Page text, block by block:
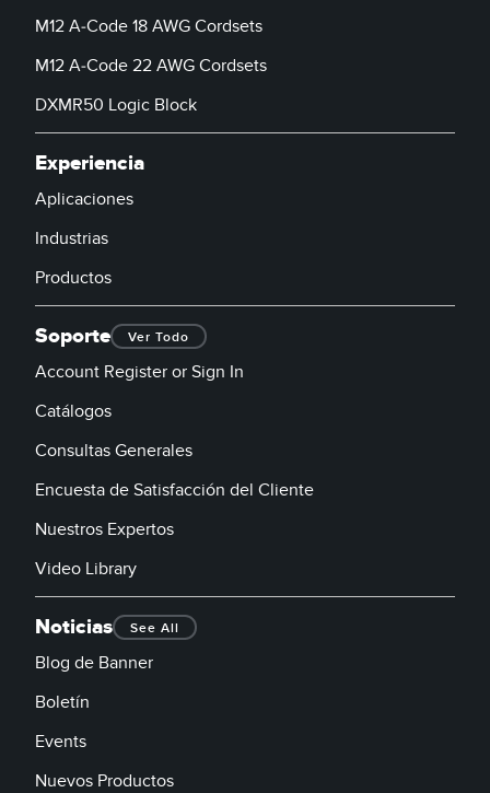
M12 A-Code 18 AWG Cordsets
M12 A-Code 22 AWG Cordsets
DXMR50 Logic Block
Experiencia
Aplicaciones
Industrias
Productos
Soporte Ver Todo
Account Register or Sign In
Catálogos
Consultas Generales
Encuesta de Satisfacción del Cliente
Nuestros Expertos
Video Library
Noticias See All
Blog de Banner
Boletín
Events
Nuevos Productos